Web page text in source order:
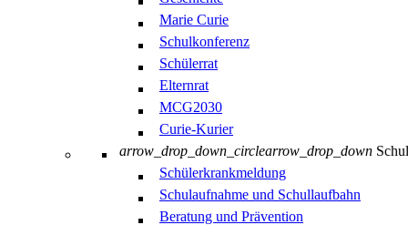
Marie Curie
Schulkonferenz
Schülerrat
Elternrat
MCG2030
Curie-Kurier
arrow_drop_down_circlearrow_drop_down
Schülerkrankmeldung
Schulaufnahme und Schullaufbahn
Beratung und Prävention